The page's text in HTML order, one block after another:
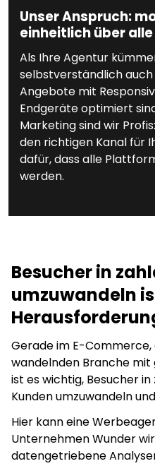
Unser Anspruch:
einheitlich über
Als Ihre Agentur
selbstverständlich auch
Angebote mit
Endgeräte optimiert
Marketing sind wir
den richtigen Kanal für
dafür, dass alle
werden.
Besucher in
umzuwandeln
Gerade im E-
wandelnden Branche
ist es wichtig, Besucher
Kunden umzuwandeln
Hier kann eine
Unternehmen Wunder
datengetriebene